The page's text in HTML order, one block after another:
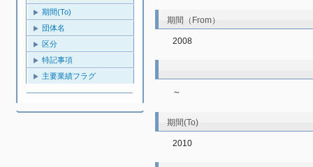
期間(To)
団体名
区分
特記事項
主要業績フラグ
期間（From）
2008
～
期間(To)
2010